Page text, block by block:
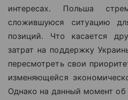
интересах. Польша
сложившуюся ситуацию
позиций. Что касается
затрат на поддержку
пересмотреть свои
изменяющейся
Однако на данный момент об